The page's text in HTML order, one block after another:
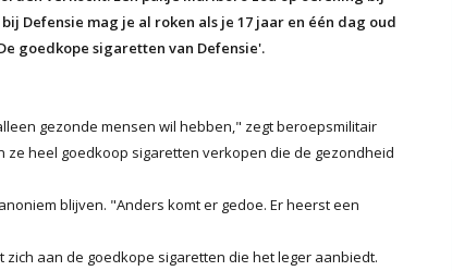
Defensie mag je al roken als je 17 jaar en één dag oud
goedkope sigaretten van Defensie'.
gezonde mensen wil hebben," zegt beroepsmilitair
heel goedkoop sigaretten verkopen die de gezondheid
blijven. "Anders komt er gedoe. Er heerst een
aan de goedkope sigaretten die het leger aanbiedt.